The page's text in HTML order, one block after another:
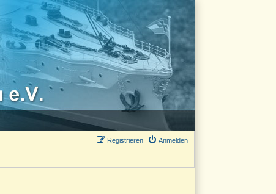
Anmelden
Registrieren